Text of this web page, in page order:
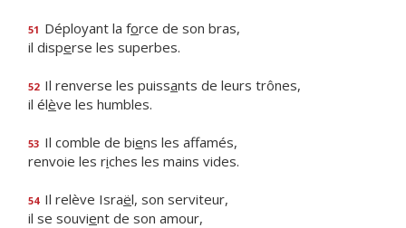
51 Déployant la force de son bras,
il disperse les superbes.
52 Il renverse les puissants de leurs trônes,
il élève les humbles.
53 Il comble de biens les affamés,
renvoie les riches les mains vides.
54 Il relève Israël, son serviteur,
il se souvient de son amour,